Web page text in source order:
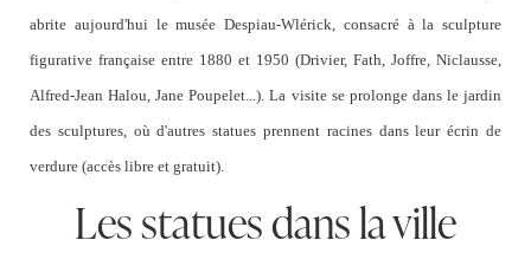
abrite aujourd'hui le musée Despiau-Wlérick,
consacré à la sculpture
figurative française entre 1880 et 1950 (Drivier, Fath, Joffre, Niclausse,
Alfred-Jean Halou, Jane Poupelet...). La visite se prolonge dans le jardin
des sculptures, où d'autres statues prennent racines dans leur écrin de
verdure (accès libre et gratuit).
Les statues dans la ville